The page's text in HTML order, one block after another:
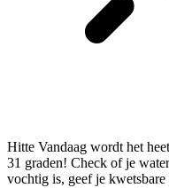
Hitte Vandaag wordt het
31 graden! Check of je
vochtig is, geef je